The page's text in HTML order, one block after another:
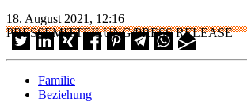
18. August 2021, 12:16
PRESSEMITTEILUNG/PRESS RELEASE
Familie
Beziehung